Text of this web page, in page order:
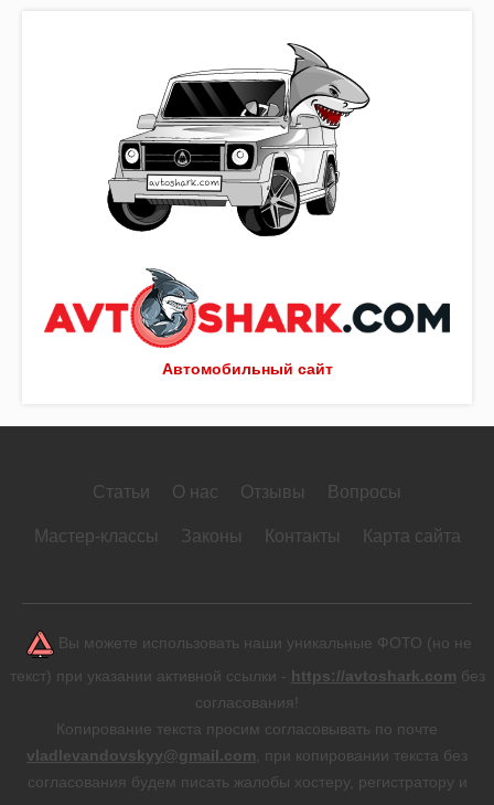
Автомобильный сайт
Статьи О нас Отзывы Вопросы
Мастер-классы Законы Контакты Карта сайта
Вы можете использовать наши уникальные ФОТО (но не
текст) при указании активной ссылки - https://avtoshark.com без
согласования!
Копирование текста просим согласовывать по почте
vladlevandovskyy@gmail.com , при копировании текста без
согласования будем писать жалобы хостеру, регистратору и